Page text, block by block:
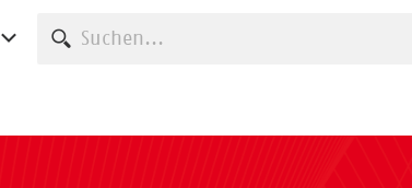
Suche starten